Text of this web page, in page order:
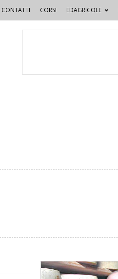
CONTATTI CORSI EDAGRICOLE